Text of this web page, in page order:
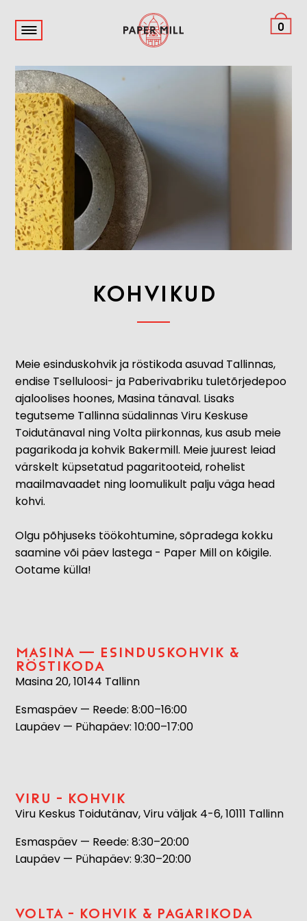
0
Kohvikud
Meie esinduskohvik ja röstikoda asuvad Tallinnas,
endise Tselluloosi- ja Paberivabriku tuletõrjedepoo
ajaloolises hoones, Masina tänaval. Lisaks
tegutseme Tallinna südalinnas Viru Keskuse
Toidutänaval ning Volta piirkonnas, kus asub meie
pagarikoda ja kohvik Bakermill. Meie juurest leiad
värskelt küpsetatud pagaritooteid, rohelist
maailmavaadet ning loomulikult palju väga head
kohvi.
Olgu põhjuseks töökohtumine, sõpradega kokku
saamine või päev lastega - Paper Mill on kõigile.
Ootame külla!
Masina — esinduskohvik &
röstikoda
Masina 20, 10144 Tallinn
Esmaspäev — Reede: 8:00–16:00
Laupäev — Pühapäev: 10:00–17:00
Viru - kohvik
Viru Keskus Toidutänav, Viru väljak 4-6, 10111 Tallinn
Esmaspäev — Reede: 8:30–20:00
Laupäev — Pühapäev: 9:30–20:00
Volta - kohvik & pagarikoda